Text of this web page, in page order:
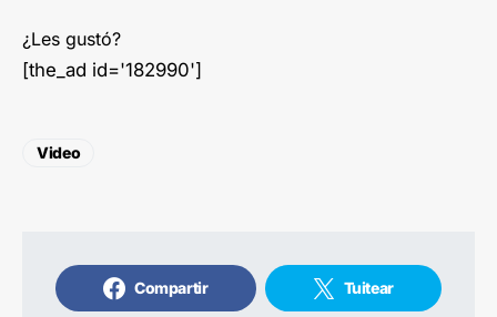
¿Les gustó?
[the_ad id='182990']
Video
Compartir Tuitear